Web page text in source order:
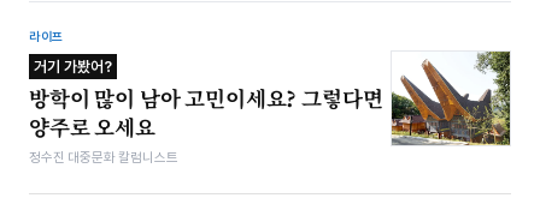
라이프
거기 가봤어?
방학이 많이 남아 고민이세요? 그렇다면
양주로 오세요
정수진 대중문화 칼럼니스트